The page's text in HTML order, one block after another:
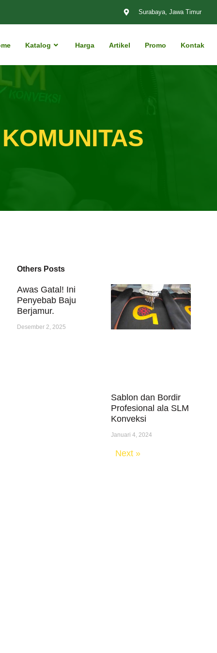
Surabaya, Jawa Timur
Katalog Harga Artikel Promo Kontak
Others Posts
Awas Gatal! Ini
Penyebab Baju
Berjamur.
Desember 2, 2025
Sablon dan Bordir
Profesional ala SLM
Konveksi
Januari 4, 2024
Next »